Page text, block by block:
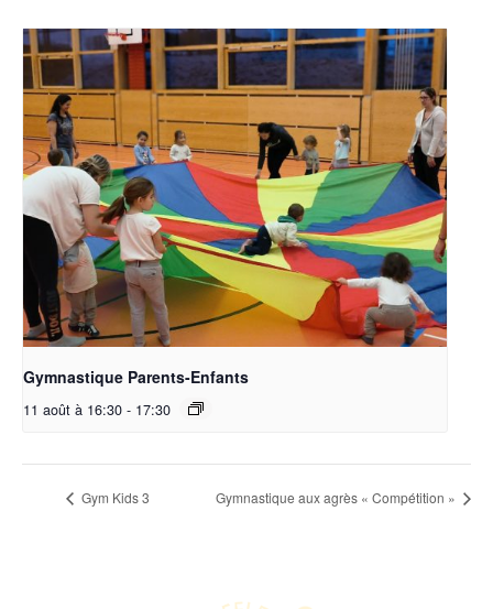
Gymnastique Parents-Enfants
11 août à 16:30 - 17:30
Gym Kids 3 Gymnastique aux agrès « Compétition »